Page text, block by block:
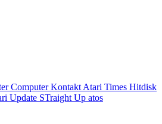
Computer Kontakt Atari Times Hitdisk
Update STraight Up atos